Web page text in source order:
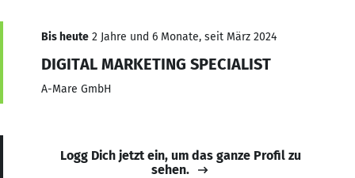
Bis heute 2 Jahre und 6 Monate, seit März 2024
DIGITAL MARKETING SPECIALIST
A-Mare GmbH
Logg Dich jetzt ein, um das ganze Profil zu
sehen.